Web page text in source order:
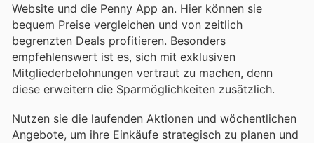
Website und die Penny App an. Hier können sie
bequem Preise vergleichen und von zeitlich
begrenzten Deals profitieren. Besonders
empfehlenswert ist es, sich mit exklusiven
Mitgliederbelohnungen vertraut zu machen, denn
diese erweitern die Sparmöglichkeiten zusätzlich.
Nutzen sie die laufenden Aktionen und wöchentlichen
Angebote, um ihre Einkäufe strategisch zu planen und